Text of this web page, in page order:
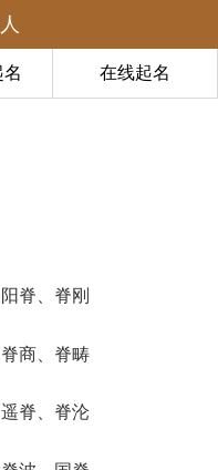
在线起名
脊、脊刚
商、脊畴
脊、脊沦